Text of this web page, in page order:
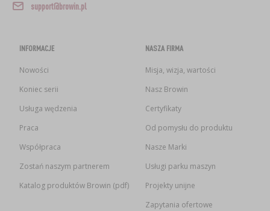
support@browin.pl
INFORMACJE
Nowości
Koniec serii
Usługa wędzenia
Praca
Współpraca
Zostań naszym partnerem
Katalog produktów Browin (pdf)
NASZA FIRMA
Misja, wizja, wartości
Nasz Browin
Certyfikaty
Od pomysłu do produktu
Nasze Marki
Usługi parku maszyn
Projekty unijne
Zapytania ofertowe